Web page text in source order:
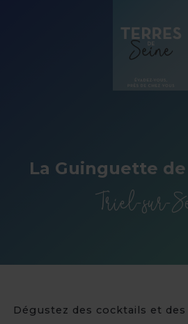
La Guinguette
Triel-sur-
Dégustez des cocktails et